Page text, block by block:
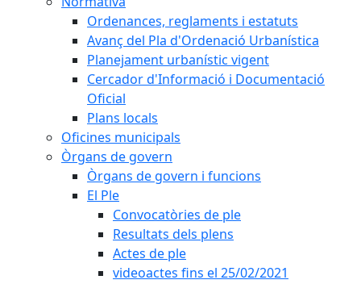
Ordenances, reglaments i estatuts
Avanç del Pla d'Ordenació Urbanística
Planejament urbanístic vigent
Cercador d'Informació i Documentació
Oficial
Plans locals
Oficines municipals
Òrgans de govern
Òrgans de govern i funcions
El Ple
Convocatòries de ple
Resultats dels plens
Actes de ple
videoactes fins el 25/02/2021